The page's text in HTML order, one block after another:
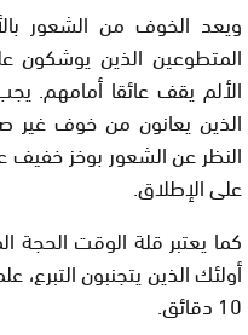
ويعد الخوف من الشعور
المتطوعين الذين يوشكون
الألم يقف عائقا أمامهم.
الذين يعانون من خوف غير
النظر عن الشعور بوخز
على الإطلاق.
كما يعتبر قلة الوقت الحجة
10 دقائق.